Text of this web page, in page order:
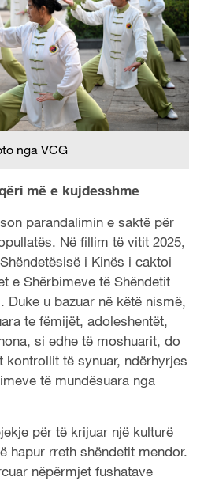
nga VCG
më e kujdesshme
parandalimin e saktë për
Në fillim të vitit 2025,
i Kinës i caktoi
e Shërbimeve të Shëndetit
Duke u bazuar në këtë nismë,
te fëmijët, adoleshentët,
si edhe të moshuarit, do
kontrollit të synuar, ndërhyrjes
të mundësuara nga
për të krijuar një kulturë
hapur rreth shëndetit mendor.
nëpërmjet fushatave